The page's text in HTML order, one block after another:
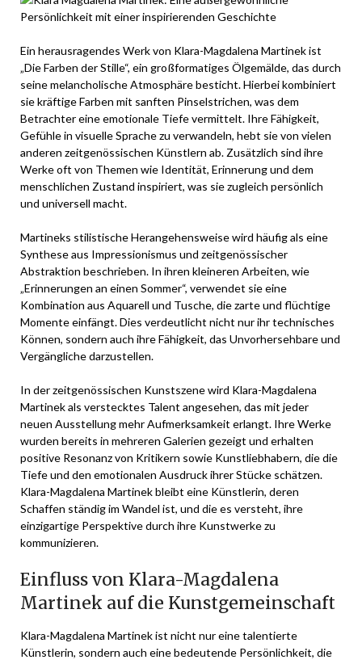
Ein herausragendes Werk von Klara-Magdalena Martinek ist
„Die Farben der Stille“, ein großformatiges Ölgemälde, das durch
seine melancholische Atmosphäre besticht. Hierbei kombiniert
sie kräftige Farben mit sanften Pinselstrichen, was dem
Betrachter eine emotionale Tiefe vermittelt. Ihre Fähigkeit,
Gefühle in visuelle Sprache zu verwandeln, hebt sie von vielen
anderen zeitgenössischen Künstlern ab. Zusätzlich sind ihre
Werke oft von Themen wie Identität, Erinnerung und dem
menschlichen Zustand inspiriert, was sie zugleich persönlich
und universell macht.
Martineks stilistische Herangehensweise wird häufig als eine
Synthese aus Impressionismus und zeitgenössischer
Abstraktion beschrieben. In ihren kleineren Arbeiten, wie
„Erinnerungen an einen Sommer“, verwendet sie eine
Kombination aus Aquarell und Tusche, die zarte und flüchtige
Momente einfängt. Dies verdeutlicht nicht nur ihr technisches
Können, sondern auch ihre Fähigkeit, das Unvorhersehbare und
Vergängliche darzustellen.
In der zeitgenössischen Kunstszene wird Klara-Magdalena
Martinek als verstecktes Talent angesehen, das mit jeder
neuen Ausstellung mehr Aufmerksamkeit erlangt. Ihre Werke
wurden bereits in mehreren Galerien gezeigt und erhalten
positive Resonanz von Kritikern sowie Kunstliebhabern, die die
Tiefe und den emotionalen Ausdruck ihrer Stücke schätzen.
Klara-Magdalena Martinek bleibt eine Künstlerin, deren
Schaffen ständig im Wandel ist, und die es versteht, ihre
einzigartige Perspektive durch ihre Kunstwerke zu
kommunizieren.
Einfluss von Klara-Magdalena
Martinek auf die Kunstgemeinschaft
Klara-Magdalena Martinek ist nicht nur eine talentierte
Künstlerin, sondern auch eine bedeutende Persönlichkeit, die